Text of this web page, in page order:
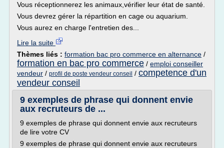
Vous réceptionnerez les animaux,vérifier leur état de santé.
Vous devrez gérer la répartition en cage ou aquarium.
Vous aurez en charge l'entretien des...
Lire la suite
Thèmes liés : formation bac pro commerce en alternance /
formation en bac pro commerce / emploi conseiller
vendeur / profil de poste vendeur conseil / competence d'un
vendeur conseil
9 exemples de phrase qui donnent envie
aux recruteurs de ...
9 exemples de phrase qui donnent envie aux recruteurs
de lire votre CV
9 exemples de phrase qui donnent envie aux recruteurs